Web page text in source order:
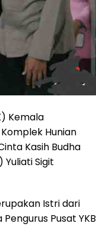
Kemala
Hunian
Kasih Budha
Yuliati Sigit
Istri dari
Pusat YKB